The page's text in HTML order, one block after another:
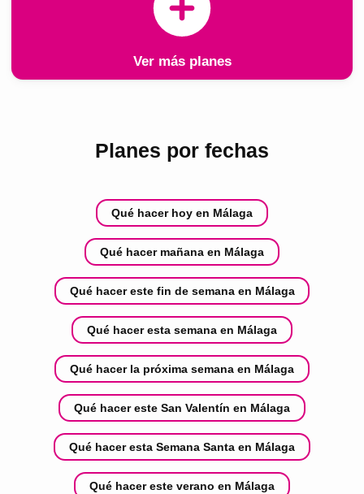
Ver más planes
Planes por fechas
Qué hacer hoy en Málaga
Qué hacer mañana en Málaga
Qué hacer este fin de semana en Málaga
Qué hacer esta semana en Málaga
Qué hacer la próxima semana en Málaga
Qué hacer este San Valentín en Málaga
Qué hacer esta Semana Santa en Málaga
Qué hacer este verano en Málaga